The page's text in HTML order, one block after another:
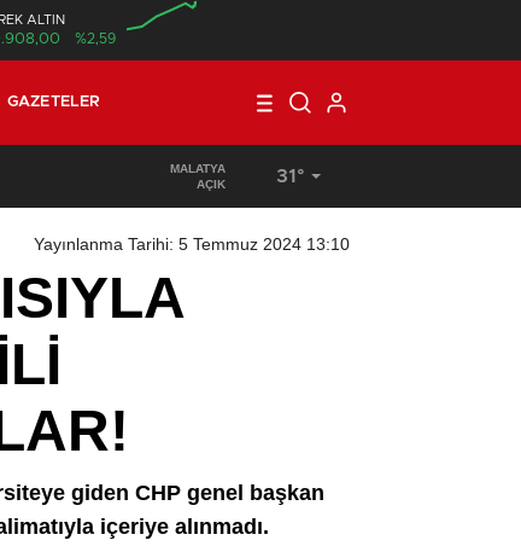
ALTIN
%2,59
GAZETELER
KORKUNÇ VE ORGANİZE HIRSIZLIK
MALATYA
AÇIK
31°
Yayınlanma Tarihi: 5 Temmuz 2024 13:10
giden CHP genel başkan
içeriye alınmadı.